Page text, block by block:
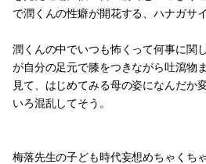
で潤くんの性癖が開花する、ハナガサ
潤くんの中でいつも怖くって何事に関
が自分の足元で膝をつきながら吐瀉物
見て、はじめてみる母の姿になんだか
いろ混乱してそう。
梅落先生の子ども時代妄想めちゃくち